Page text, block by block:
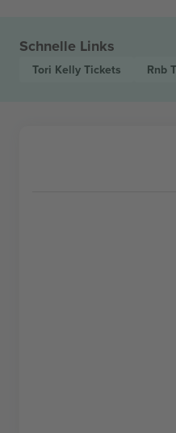
Schnelle Links
Tori Kelly Tickets Rnb